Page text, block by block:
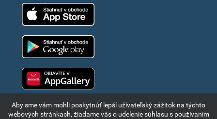
Aby sme vám mohli poskytnúť lepší užívateľský zážitok na týchto
webových stránkach, žiadame vás o udelenie súhlasu s používaním